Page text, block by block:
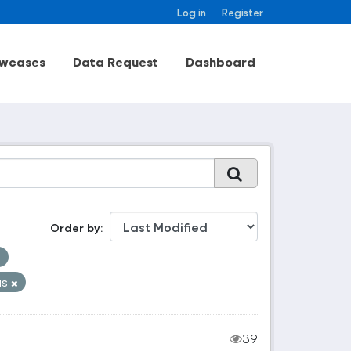
Log in Register
Data Request Dashboard
Order by
39